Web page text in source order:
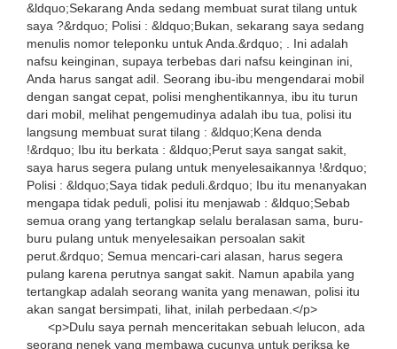
&ldquo;Sekarang Anda sedang membuat surat tilang untuk
saya ?&rdquo; Polisi : &ldquo;Bukan, sekarang saya sedang
menulis nomor teleponku untuk Anda.&rdquo; . Ini adalah
nafsu keinginan, supaya terbebas dari nafsu keinginan ini,
Anda harus sangat adil. Seorang ibu-ibu mengendarai mobil
dengan sangat cepat, polisi menghentikannya, ibu itu turun
dari mobil, melihat pengemudinya adalah ibu tua, polisi itu
langsung membuat surat tilang : &ldquo;Kena denda
!&rdquo; Ibu itu berkata : &ldquo;Perut saya sangat sakit,
saya harus segera pulang untuk menyelesaikannya !&rdquo;
Polisi : &ldquo;Saya tidak peduli.&rdquo; Ibu itu menanyakan
mengapa tidak peduli, polisi itu menjawab : &ldquo;Sebab
semua orang yang tertangkap selalu beralasan sama, buru-
buru pulang untuk menyelesaikan persoalan sakit
perut.&rdquo; Semua mencari-cari alasan, harus segera
pulang karena perutnya sangat sakit. Namun apabila yang
tertangkap adalah seorang wanita yang menawan, polisi itu
akan sangat bersimpati, lihat, inilah perbedaan.</p>
<p>Dulu saya pernah menceritakan sebuah lelucon, ada
seorang nenek yang membawa cucunya untuk periksa ke